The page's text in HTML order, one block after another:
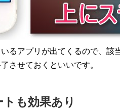
るアプリが出てくるので、該
させておくといいです。
も効果あり